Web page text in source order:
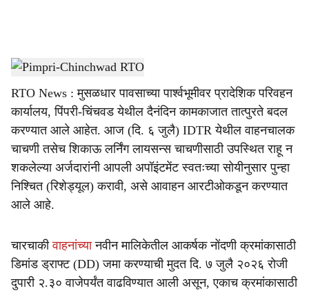
a
r
e
Pimpri-Chinchwad RTO -sarkarnama
RTO News : मुसळधार पावसाच्या पार्श्वभूमीवर प्रादेशिक परिवहन
कार्यालय, पिंपरी-चिंचवड येथील दैनंदिन कामकाजात तात्पुरते बदल
करण्यात आले आहेत. आज (दि. ६ जुलै) IDTR येथील वाहनचालक
चाचणी तसेच शिकाऊ लर्निंग लायसन्स चाचणीसाठी उपस्थित राहू न
शकलेल्या अर्जदारांनी आपली अपॉइंटमेंट स्वतःच्या सोयीनुसार पुन्हा
निश्चित (रिशेड्यूल) करावी, असे आवाहन आरटीओकडून करण्यात
आले आहे.
चारचाकीवाहनांच्यानवीन मालिकेतील आकर्षक नोंदणी क्रमांकासाठी
डिमांड ड्राफ्ट (DD) जमा करण्याची मुदत दि. ७ जुलै २०२६ रोजी
दुपारी २.३० वाजेपर्यंत वाढविण्यात आली असून, एकाच क्रमांकासाठी